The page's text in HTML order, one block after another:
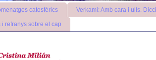
catosfèrics Verkami: Amb cara i ulls.
refranys sobre el cap